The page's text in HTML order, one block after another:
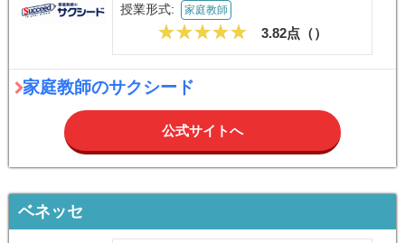
授業形式: 家庭教師
3.82点（）
家庭教師のサクシード
公式サイトへ
ベネッセ